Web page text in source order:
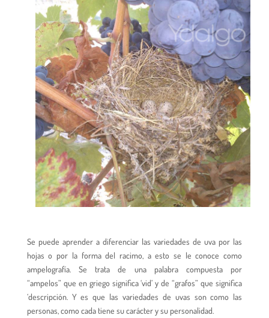
Se puede aprender a diferenciar las variedades de uva por las
hojas o por la forma del racimo, a esto se le conoce como
ampelografía. Se trata de una palabra compuesta por
“ampelos” que en griego significa ‘vid’ y de “grafos” que significa
‘descripción. Y es que las variedades de uvas son como las
personas, como cada tiene su carácter y su personalidad.